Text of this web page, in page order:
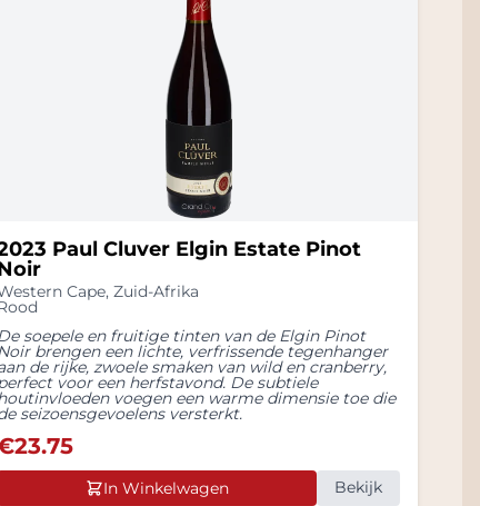
Paul Cluver Elgin Estate Pinot
Cape,Zuid-Afrika
soepele en fruitige tinten van de Elgin Pinot
brengen een lichte, verfrissende tegenhanger
de rijke, zwoele smaken van wild en cranberry,
voor een herfstavond. De subtiele
voegen een warme dimensie toe die
seizoensgevoelens versterkt.
23.75
In Winkelwagen Bekijk